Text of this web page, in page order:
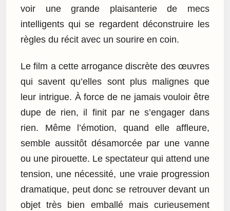
voir une grande plaisanterie de mecs
intelligents qui se regardent déconstruire les
règles du récit avec un sourire en coin.
Le film a cette arrogance discrète des œuvres
qui savent qu’elles sont plus malignes que
leur intrigue. À force de ne jamais vouloir être
dupe de rien, il finit par ne s’engager dans
rien. Même l’émotion, quand elle affleure,
semble aussitôt désamorcée par une vanne
ou une pirouette. Le spectateur qui attend une
tension, une nécessité, une vraie progression
dramatique, peut donc se retrouver devant un
objet très bien emballé mais curieusement